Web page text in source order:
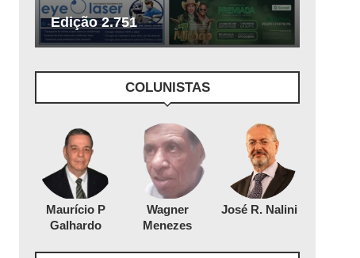
Edição 2.751
COLUNISTAS
Maurício P
Galhardo
Wagner
Menezes
José R. Nalini